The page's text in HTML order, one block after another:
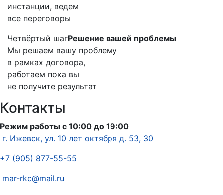
инстанции, ведем
все переговоры
Четвёртый шагРешение вашей проблемы
Мы решаем вашу проблему
в рамках договора,
работаем пока вы
не получите результат
Контакты
Режим работы с 10:00 до 19:00
г. Ижевск, ул. 10 лет октября д. 53, 30
+7 (905) 877-55-55
mar-rkc@mail.ru